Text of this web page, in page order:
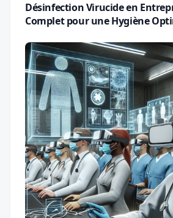
Désinfection Virucide en
Complet pour une Hygiène